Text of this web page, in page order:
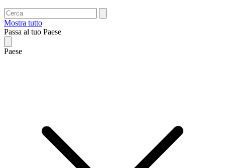
Mostra tutto
Passa al tuo Paese
Paese